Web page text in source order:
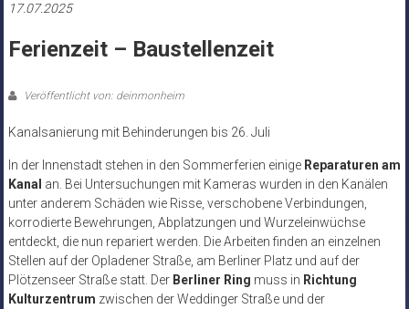
17.07.2025
Ferienzeit – Baustellenzeit
Veröffentlicht von: deinmonheim
Kanalsanierung mit Behinderungen bis 26. Juli
In der Innenstadt stehen in den Sommerferien einige Reparaturen am
Kanal an. Bei Untersuchungen mit Kameras wurden in den Kanälen
unter anderem Schäden wie Risse, verschobene Verbindungen,
korrodierte Bewehrungen, Abplatzungen und Wurzeleinwüchse
entdeckt, die nun repariert werden. Die Arbeiten finden an einzelnen
Stellen auf der Opladener Straße, am Berliner Platz und auf der
Plötzenseer Straße statt. Der Berliner Ring muss in Richtung
Kulturzentrum zwischen der Weddinger Straße und der